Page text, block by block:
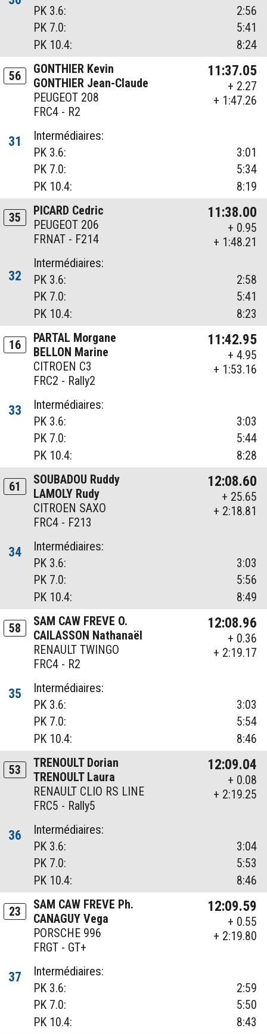
PK 3.6:
2:56
PK 7.0:
5:41
PK 10.4:
8:24
56
GONTHIER Kevin
GONTHIER Jean-Claude
PEUGEOT 208
FRC4 - R2
11:37.05
+ 2.27
+ 1:47.26
31
Intermédiaires:
PK 3.6:
3:01
PK 7.0:
5:34
PK 10.4:
8:19
35
PICARD Cedric
PEUGEOT 206
FRNAT - F214
11:38.00
+ 0.95
+ 1:48.21
32
Intermédiaires:
PK 3.6:
2:58
PK 7.0:
5:41
PK 10.4:
8:23
16
PARTAL Morgane
BELLON Marine
CITROEN C3
FRC2 - Rally2
11:42.95
+ 4.95
+ 1:53.16
33
Intermédiaires:
PK 3.6:
3:03
PK 7.0:
5:44
PK 10.4:
8:28
61
SOUBADOU Ruddy
LAMOLY Rudy
CITROEN SAXO
FRC4 - F213
12:08.60
+ 25.65
+ 2:18.81
34
Intermédiaires:
PK 3.6:
3:03
PK 7.0:
5:56
PK 10.4:
8:49
58
SAM CAW FREVE O.
CAILASSON Nathanaël
RENAULT TWINGO
FRC4 - R2
12:08.96
+ 0.36
+ 2:19.17
35
Intermédiaires:
PK 3.6:
3:03
PK 7.0:
5:54
PK 10.4:
8:46
53
TRENOULT Dorian
TRENOULT Laura
RENAULT CLIO RS LINE
FRC5 - Rally5
12:09.04
+ 0.08
+ 2:19.25
36
Intermédiaires:
PK 3.6:
3:04
PK 7.0:
5:53
PK 10.4:
8:46
23
SAM CAW FREVE Ph.
CANAGUY Vega
PORSCHE 996
FRGT - GT+
12:09.59
+ 0.55
+ 2:19.80
37
Intermédiaires:
PK 3.6:
2:59
PK 7.0:
5:50
PK 10.4:
8:43